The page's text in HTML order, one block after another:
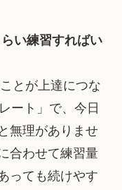
い練習すればい
とが上達につな
ート」で、今日
無理がありませ
合わせて練習量
っても続けやす